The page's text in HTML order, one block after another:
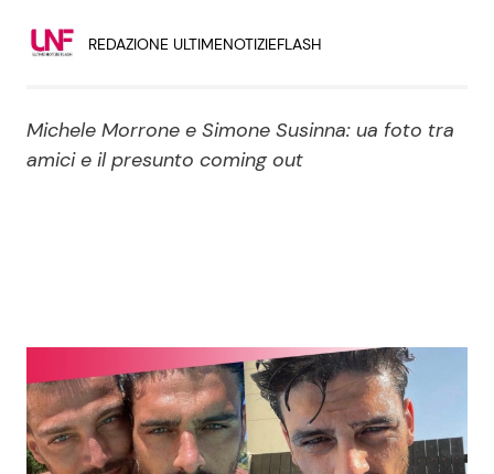
Politica Reality e Talent
News Musica
News Spettacolo
REDAZIONE ULTIMENOTIZIEFLASH
Michele Morrone e Simone Susinna: ua foto tra
amici e il presunto coming out